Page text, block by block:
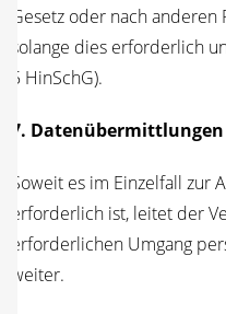
Gesetz oder nach
solan­ge dies erfor­der­lich
5 HinSchG).
7.
Soweit es im Ein­zel­fall zur
erfor­der­lich ist, lei­tet der
erfor­der­li­chen Umgang
weiter.